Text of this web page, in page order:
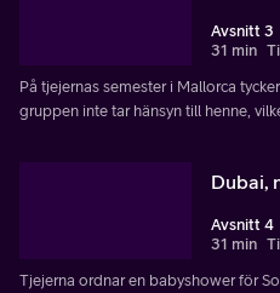
Avsnitt 3
31 min
På tjejernas semester i Mallorca
gruppen inte tar hänsyn till henne,
Dubai,
Avsnitt 4
31 min
Tjejerna ordnar en babyshower för